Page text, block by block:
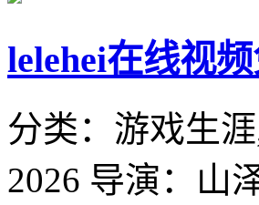
lelehei在线视
分类： 游戏生
2026 导演： 山